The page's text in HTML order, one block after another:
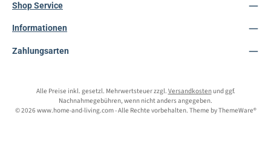
Shop Service
Informationen
Zahlungsarten
Alle Preise inkl. gesetzl. Mehrwertsteuer zzgl. Versandkostenund ggf.
Nachnahmegebühren, wenn nicht anders angegeben.
© 2026 www.home-and-living.com - Alle Rechte vorbehalten. Theme byThemeWare®